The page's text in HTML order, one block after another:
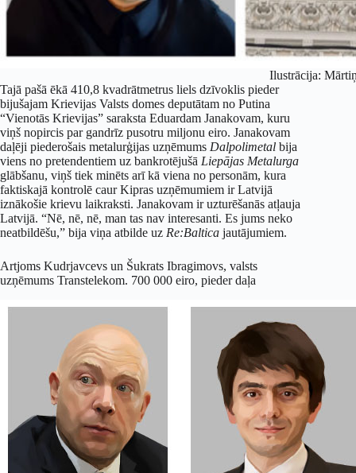
Ilustrācija:
Tajā pašā ēkā 410,8 kvadrātmetrus liels dzīvoklis pieder
bijušajam Krievijas Valsts domes deputātam no Putina
“Vienotās Krievijas” saraksta Eduardam Janakovam, kuru
viņš nopircis par gandrīz pusotru miljonu eiro. Janakovam
daļēji piederošais metalurģijas uzņēmums Dalpolimetal bija
viens no pretendentiem uz bankrotējušā Liepājas Metalurga
glābšanu, viņš tiek minēts arī kā viena no personām, kura
faktiskajā kontrolē caur Kipras uzņēmumiem ir Latvijā
iznākošie krievu laikraksti. Janakovam ir uzturēšanās atļauja
Latvijā. “Nē, nē, nē, man tas nav interesanti. Es jums neko
neatbildēšu,” bija viņa atbilde uz Re:Baltica jautājumiem.
Artjoms Kudrjavcevs un Šukrats Ibragimovs, valsts
uzņēmums Transtelekom. 700 000 eiro, pieder daļa